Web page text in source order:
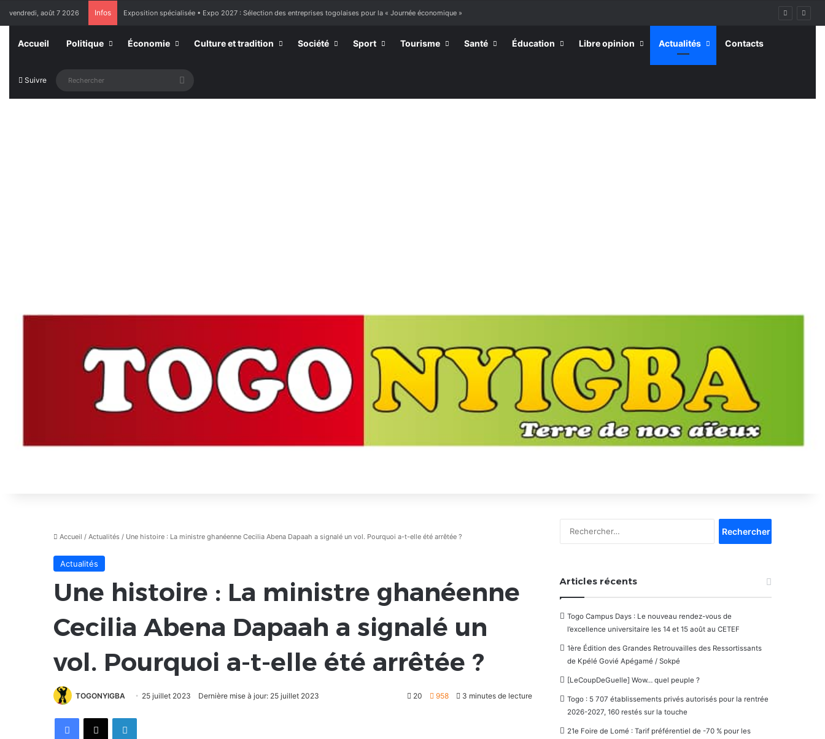
vendredi, août 7 2026 Infos Exposition spécialisée • Expo 2027 : Sélection des entreprises togolaises pour la « Journée économique »
Accueil Politique Économie Culture et tradition Société Sport Tourisme Santé Éducation Libre opinion Actualités Contacts
Suivre Rechercher
Accueil / Actualités / Une histoire : La ministre ghanéenne Cecilia Abena Dapaah a signalé un vol. Pourquoi a-t-elle été arrêtée ?
Actualités
Une histoire : La ministre ghanéenne
Cecilia Abena Dapaah a signalé un
vol. Pourquoi a-t-elle été arrêtée ?
TOGONYIGBA 25 juillet 2023 Dernière mise à jour: 25 juillet 2023 20 958 3 minutes de lecture
FacebookX Linkedin
Articles récents
Togo Campus Days : Le nouveau rendez-vous de
l’excellence universitaire les 14 et 15 août au CETEF
1ère Édition des Grandes Retrouvailles des Ressortissants
de Kpélé Govié Apégamé / Sokpé
[LeCoupDeGuelle] Wow… quel peuple ?
Togo : 5 707 établissements privés autorisés pour la rentrée
2026-2027, 160 restés sur la touche
21e Foire de Lomé : Tarif préférentiel de -70 % pour les